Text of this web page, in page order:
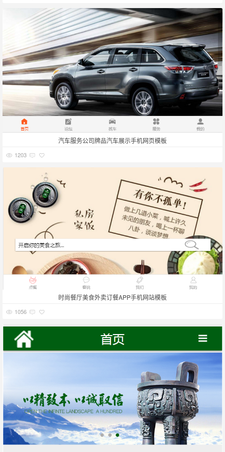
汽车服务公司牌品汽车展示手机网页模板
1203
时尚餐厅美食外卖订餐APP手机网站模板
1056